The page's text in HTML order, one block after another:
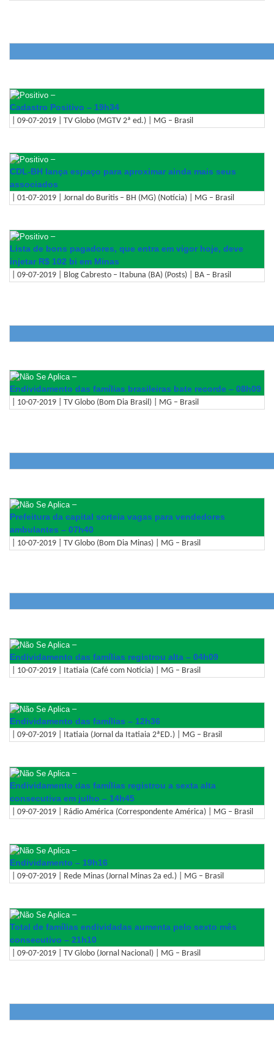
–
Cadastro Positivo – 19h34
| 09-07-2019 | TV Globo (MGTV 2ª ed.) | MG – Brasil
–
CDL-BH lança espaço para aproximar ainda mais seus
associados
| 01-07-2019 | Jornal do Buritis – BH (MG) (Notícia) | MG – Brasil
–
Lista de bons pagadores, que entra em vigor hoje, deve
injetar R$ 102 bi em Minas
| 09-07-2019 | Blog Cabresto – Itabuna (BA) (Posts) | BA – Brasil
–
Endividamento das famílias brasileiras bate recorde – 08h09
| 10-07-2019 | TV Globo (Bom Dia Brasil) | MG – Brasil
–
Prefeitura da capital sorteia vagas para vendedores
ambulantes – 07h40
| 10-07-2019 | TV Globo (Bom Dia Minas) | MG – Brasil
–
Endividamento das famílias registrou alta – 04h09
| 10-07-2019 | Itatiaia (Café com Notícia) | MG – Brasil
–
Endividamento das famílias – 12h36
| 09-07-2019 | Itatiaia (Jornal da Itatiaia 2ªED.) | MG – Brasil
–
Endividamento das famílias registrou a sexta alta
consecutiva em julho – 14h45
| 09-07-2019 | Rádio América (Correspondente América) | MG – Brasil
–
Endividamento – 19h16
| 09-07-2019 | Rede Minas (Jornal Minas 2a ed.) | MG – Brasil
–
Total de famílias endividadas aumenta pelo sexto mês
consecutivo – 21h10
| 09-07-2019 | TV Globo (Jornal Nacional) | MG – Brasil